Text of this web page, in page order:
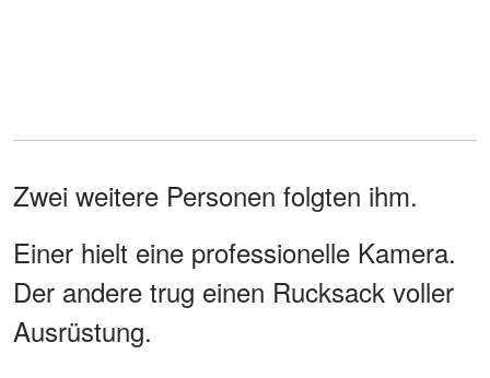
Zwei weitere Personen folgten ihm.
Einer hielt eine professionelle Kamera.
Der andere trug einen Rucksack voller
Ausrüstung.